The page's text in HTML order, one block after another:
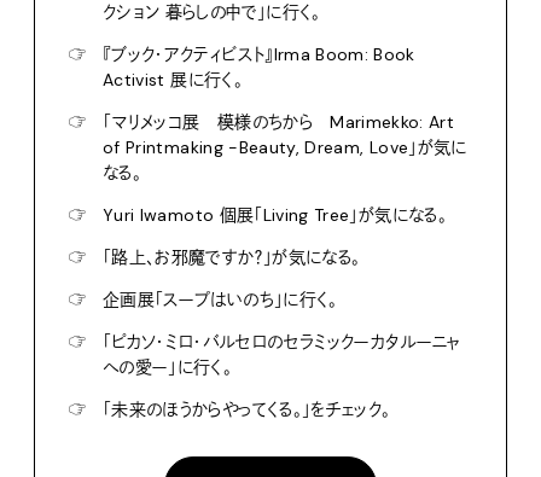
クション 暮らしの中で」に行く。
☞
『ブック・アクティビスト』Irma Boom: Book
Activist 展に行く。
☞
「マリメッコ展 模様のちから Marimekko: Art
of Printmaking -Beauty, Dream, Love」が気に
なる。
☞
Yuri Iwamoto 個展「Living Tree」が気になる。
☞
「路上、お邪魔ですか？」が気になる。
☞
企画展「スープはいのち」に行く。
☞
「ピカソ・ミロ・バルセロのセラミックーカタルーニャ
への愛ー」に行く。
☞
「未来のほうからやってくる。」をチェック。